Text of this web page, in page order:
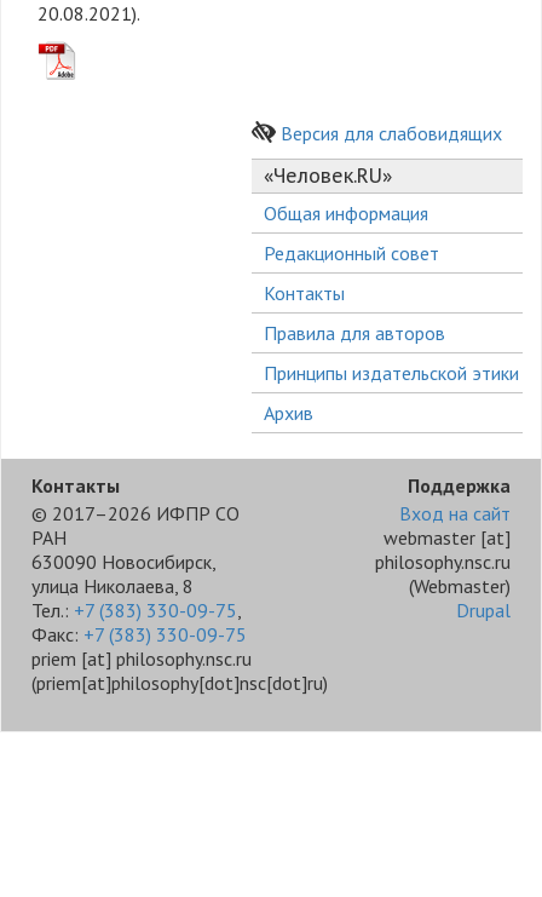
20.08.2021).
Версия для слабовидящих
«Человек.RU»
Общая информация
Редакционный совет
Контакты
Правила для авторов
Принципы издательской этики
Архив
Контакты
© 2017–2026 ИФПР СО
РАН
630090 Новосибирск,
улица Николаева, 8
Тел.: +7 (383) 330-09-75,
Факс: +7 (383) 330-09-75
priem [at] philosophy.nsc.ru
(priem[at]philosophy[dot]nsc[dot]ru)
Поддержка
Вход на сайт
webmaster [at]
philosophy.nsc.ru
(Webmaster)
Drupal